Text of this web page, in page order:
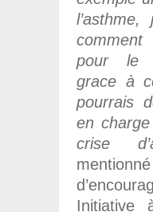
comment
pour le
grace à
pourrais
en
crise
Initiative